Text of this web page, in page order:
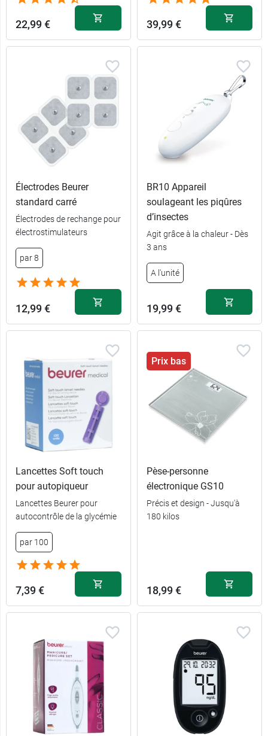
22,99 € 39,99 €
Électrodes Beurer
standard carré
Électrodes de rechange pour
électrostimulateurs
par 8
12,99 €
BR10 Appareil
soulageant les piqûres
d’insectes
Agit grâce à la chaleur - Dès
3 ans
A l'unité
19,99 €
Lancettes Soft touch
pour autopiqueur
Lancettes Beurer pour
autocontrôle de la glycémie
par 100
7,39 €
Prix bas
Pèse-personne
électronique GS10
Précis et design - Jusqu'à
180 kilos
18,99 €